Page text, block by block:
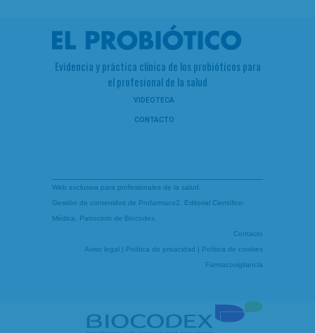
Evidencia y práctica clínica de los probióticos para
el profesional de la salud
VIDEOTECA
CONTACTO
Web exclusiva para profesionales de la salud.
Gestión de contenidos de Profarmaco2 , Editorial Científico-
Médica. Patrocinio de Biocodex
Contacto
Aviso legal | Política de privacidad | Política de cookies
Farmacovigilancia